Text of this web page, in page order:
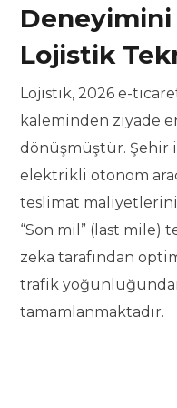
Lojistik
Lojistik, 2026 e-
kaleminden ziyade
dönüşmüştür. Şehir
elektrikli otonom
teslimat maliyetlerini
“Son mil” (last mile)
zeka tarafından
trafik
tamamlanmaktadır.